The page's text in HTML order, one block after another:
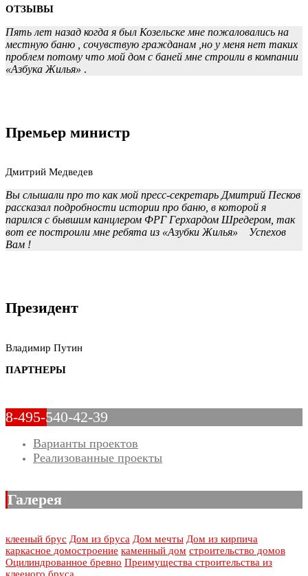
ОТЗЫВЫ
Пять лет назад когда я был Козельске мне пожаловались на
местную баню , сочувствую гражданам ,но у меня нет таких
проблем потому что мой дом с баней мне строили в компании
«Азбука Жилья» .
Премьер министр
Дмитрий Медведев
Вы слышали про то как мой пресс-секретарь Дмитрий Песков
рассказал подробности истории про баню, в которой я
парился с бывшим канцлером ФРГ Герхардом Шредером, так
вот ее построили мне ребята из «Азубки Жилья» Успехов
Вам !
Президент
Владимир Путин
ПАРТНЕРЫ
8-495-540-42-39
Варианты проектов
Реализованные проекты
Галерея
клееный брус Дом из бруса Дом мечты Дом из кирпича
каркасное домостроение каменный дом строительство домов
Оцилиндрованное бревно Преимущества строительства из